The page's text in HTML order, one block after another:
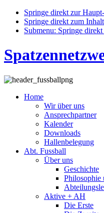
Springe direkt zur
Springe direkt zum
Submenu: Springe
Home
Wir über uns
Ansprechpartner
Kalender
Downloads
Hallenbelegung
Abt. Fussball
Über uns
Geschichte
Philosophie
Aktive + AH
Die Erste